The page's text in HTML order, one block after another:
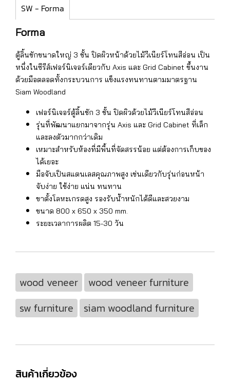
SW - Forma
Forma
ตู้ลิ้นชักขนาดใหญ่ 3 ชั้น ปิดผิวหน้าด้วยไม้วีเนียร์โทนสีอ่อน เป็น
หนึ่งในซีรีส์เฟอร์นิเจอร์เดียวกับ Axis และ Grid Cabinet ขึ้นงาน
ด้วยมือตลอดทั้งกระบวนการ แข็งแรงทนทานตามมาตรฐาน
Siam Woodland
เฟอร์นิเจอร์ตู้ลิ้นชัก 3 ชั้น ปิดผิวด้วยไม้วีเนียร์โทนสีอ่อน
รุ่นที่พัฒนาแยกมาจากรุ่น Axis และ Grid Cabinet ที่เล็ก
และลงตัวมากกว่าเดิม
เหมาะสำหรับห้องที่มีพื้นที่จัดสรรน้อย แต่ต้องการเก็บของ
ได้เยอะ
มือจับเป็นสแตนเลสคุณภาพสูง เช่นเดียวกับรุ่นก่อนหน้า
จับง่าย ใช้ง่าย แน่น ทนทาน
ขาตั้งโลหะเกรดสูง รองรับน้ำหนักได้ดีและสวยงาม
ขนาด 800 x 650 x 350 mm.
ระยะเวลาการผลิต 15-30 วัน
wood veneer
wood veneer furniture
sw furniture
siam woodland furniture
สินค้าเกี่ยวข้อง